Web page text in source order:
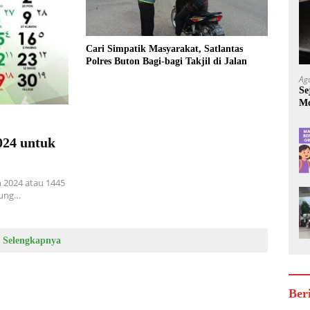
untuk
2024 atau 1445
Cari Simpatik Masyarakat, Satlantas
Polres Buton Bagi-bagi Takjil di Jalan
Selengkapnya